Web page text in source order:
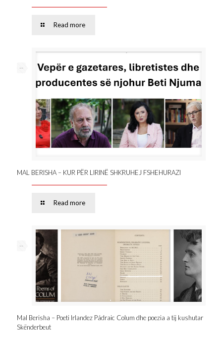
Read more
--
MAL BERISHA – KUR PËR LIRINË SHKRUHEJ FSHEHURAZI
Read more
--
Mal Berisha – Poeti Irlandez Pádraic Colum dhe poezia a tij kushutar
Skënderbeut